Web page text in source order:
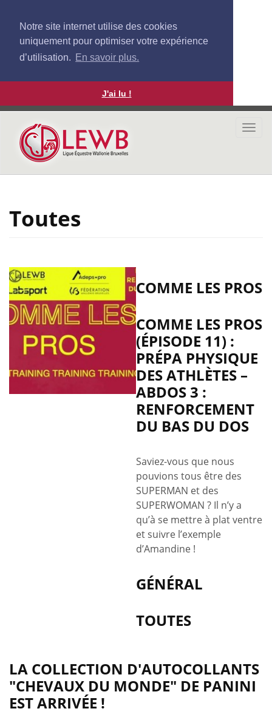
Notre site internet utilise des cookies
uniquement pour optimiser votre expérience
d’utilisation. En savoir plus.
J'ai lu !
Aller
contenu
principal
Toutes
COMME LES PROS
COMME LES PROS
(ÉPISODE 11) :
PRÉPA PHYSIQUE
DES ATHLÈTES –
ABDOS 3 :
RENFORCEMENT
DU BAS DU DOS
Saviez-vous que nous
pouvions tous être des
SUPERMAN et des
SUPERWOMAN ? Il n’y a
qu’à se mettre à plat ventre
et suivre l’exemple
d’Amandine !
GÉNÉRAL
TOUTES
LA COLLECTION D'AUTOCOLLANTS
"CHEVAUX DU MONDE" DE PANINI
EST ARRIVÉE !